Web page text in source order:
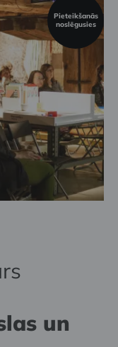
Pieteikšanās
noslēgusies
un